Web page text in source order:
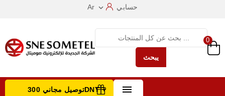
Ar  حسابي
يبحث
0
 توصيل مجاني 300DNT +